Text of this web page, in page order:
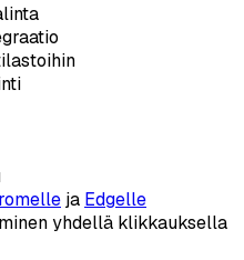
ja Edgelle
yhdellä klikkauksella